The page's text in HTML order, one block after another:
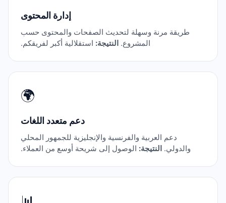
إدارة المحتوى
طريقة مرنة وسهلة لتحديث الصفحات والمحتوى حسب
المشروع. النتيجة: استقلالية أكبر لفريقكم.
🌍
دعم متعدد اللغات
دعم العربية والفرنسية والإنجليزية للجمهور المحلي
والدولي. النتيجة: الوصول إلى شريحة أوسع من العملاء.